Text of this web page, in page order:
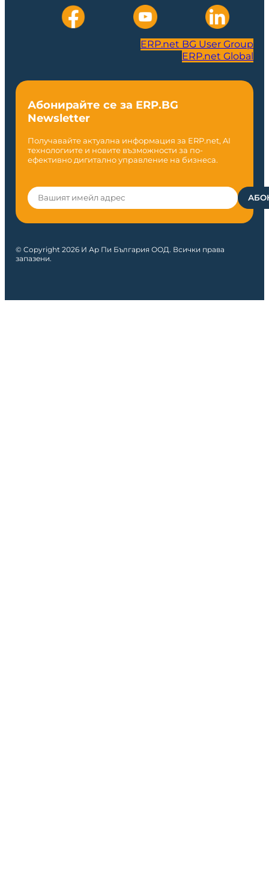
ERP.net BG User Group
ERP.net Global
Абонирайте се за ERP.BG
Newsletter
Получавайте актуална информация за ERP.net, AI
технологиите и новите възможности за по-
ефективно дигитално управление на бизнеса.
© Copyright 2026 И Ар Пи България ООД. Всички права
запазени.